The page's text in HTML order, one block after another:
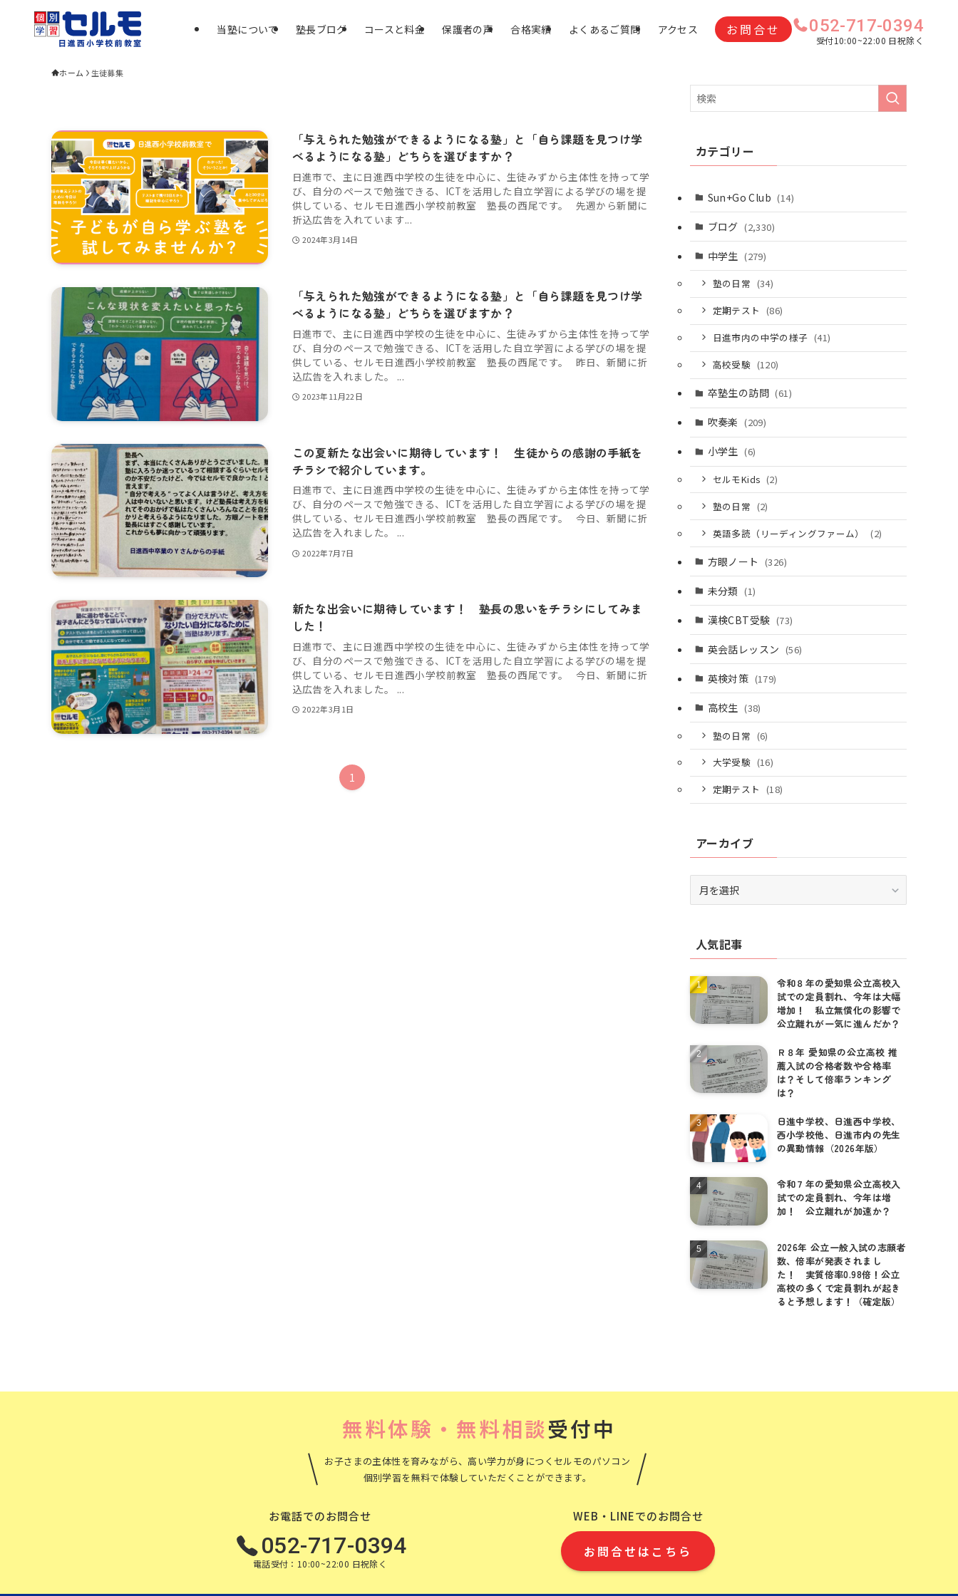
当塾について 塾長ブログ コースと料金 保護者の声 合格実績 よくあるご質問 アクセス お問合せ 052-717-0394
受付10:00~22:00 日祝除く
ホーム 生徒募集
「与えられた勉強ができるようになる塾」と「自ら課題を見つけ学
べるようになる塾」どちらを選びますか？
日進市で、主に日進西中学校の生徒を中心に、生徒みずから主体性を持って学
び、自分のペースで勉強できる、ICTを活用した自立学習による学びの場を提
供している、セルモ日進西小学校前教室 塾長の西尾です。 先週から新聞に
折込広告を入れています...
2024年3月14日
「与えられた勉強ができるようになる塾」と「自ら課題を見つけ学
べるようになる塾」どちらを選びますか？
日進市で、主に日進西中学校の生徒を中心に、生徒みずから主体性を持って学
び、自分のペースで勉強できる、ICTを活用した自立学習による学びの場を提
供している、セルモ日進西小学校前教室 塾長の西尾です。 昨日、新聞に折
込広告を入れました。 ...
2023年11月22日
この夏新たな出会いに期待しています！ 生徒からの感謝の手紙を
チラシで紹介しています。
日進市で、主に日進西中学校の生徒を中心に、生徒みずから主体性を持って学
び、自分のペースで勉強できる、ICTを活用した自立学習による学びの場を提
供している、セルモ日進西小学校前教室 塾長の西尾です。 今日、新聞に折
込広告を入れました。 ...
2022年7月7日
新たな出会いに期待しています！ 塾長の思いをチラシにしてみま
した！
日進市で、主に日進西中学校の生徒を中心に、生徒みずから主体性を持って学
び、自分のペースで勉強できる、ICTを活用した自立学習による学びの場を提
供している、セルモ日進西小学校前教室 塾長の西尾です。 今日、新聞に折
込広告を入れました。 ...
2022年3月1日
1
カテゴリー
Sun+Go Club (14)
ブログ (2,330)
中学生 (279)
塾の日常 (34)
定期テスト (86)
日進市内の中学の様子 (41)
高校受験 (120)
卒塾生の訪問 (61)
吹奏楽 (209)
小学生 (6)
セルモKids (2)
塾の日常 (2)
英語多読（リーディングファーム）
(2)
方眼ノート (326)
未分類 (1)
漢検CBT受験 (73)
英会話レッスン (56)
英検対策 (179)
高校生 (38)
塾の日常 (6)
大学受験 (16)
定期テスト (18)
アーカイブ
ー
ブ人気記事
令和８年の愛知県公立高校入
試での定員割れ、今年は大幅
増加！ 私立無償化の影響で
公立離れが一気に進んだか？
Ｒ８年 愛知県の公立高校 推
薦入試の合格者数や合格率
は？そして倍率ランキング
は？
日進中学校、日進西中学校、
西小学校他、日進市内の先生
の異動情報（2026年版）
令和７年の愛知県公立高校入
試での定員割れ、今年は増
加！ 公立離れが加速か？
2026年 公立一般入試の志願者
数、倍率が発表されまし
た！ 実質倍率0.98倍！公立
高校の多くで定員割れが起き
ると予想します！（確定版）
無料体験・無料相談受付中
お子さまの主体性を育みながら、高い学力が身につくセルモのパソコン
個別学習を無料で体験していただくことができます。
お電話でのお問合せ
052-717-0394
電話受付：10:00~22:00 日祝除く
WEB・LINEでのお問合せ
お問合せはこちら